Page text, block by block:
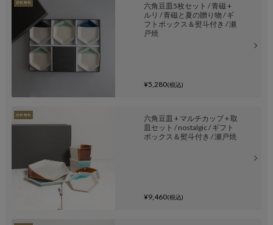
六角豆皿5枚セット / 青磁 +
ルリ / 青磁と夏の贈り物 / ギ
フトボックス＆熨斗付き / 瀬
戸焼
¥5,280(税込)
六角豆皿 + マルチカップ + 取
皿セット / nostalgic / ギフト
ボックス＆熨斗付き / 瀬戸焼
¥9,460(税込)